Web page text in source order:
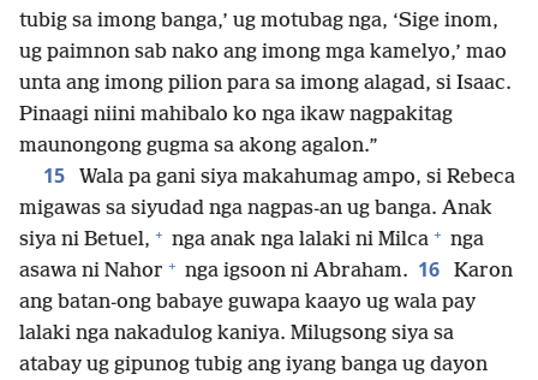
tubig sa imong banga,’ ug motubag nga, ‘Sige inom,
ug paimnon sab nako ang imong mga kamelyo,’ mao
unta ang imong pilion para sa imong alagad, si Isaac.
Pinaagi niini mahibalo ko nga ikaw nagpakitag
maunongong gugma sa akong agalon.”
15
Wala pa gani siya makahumag ampo, si Rebeca
migawas sa siyudad nga nagpas-an ug banga. Anak
siya ni Betuel, + nga anak nga lalaki ni Milca + nga
asawa ni Nahor + nga igsoon ni Abraham. 16
Karon
ang batan-ong babaye guwapa kaayo ug wala pay
lalaki nga nakadulog kaniya. Milugsong siya sa
atabay ug gipunog tubig ang iyang banga ug dayon